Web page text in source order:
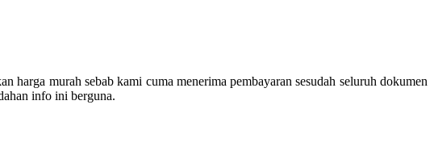
murah sebab kami cuma menerima pembayaran sesudah seluruh dokumen
info ini berguna.